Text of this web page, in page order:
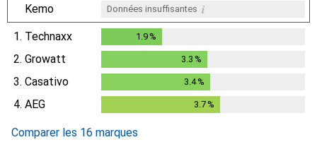
Kemo Données insuffisantes i
1. Technaxx 1.9 %
2. Growatt 3.3 %
3. Casativo 3.4%
4. AEG 3.7 %
Comparer les 16 marques